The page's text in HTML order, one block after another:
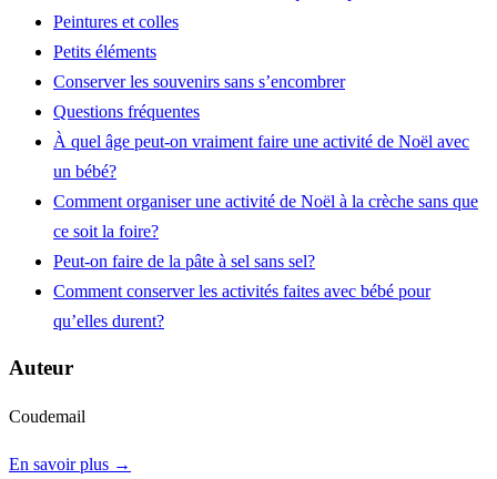
Peintures et colles
Petits éléments
Conserver les souvenirs sans s’encombrer
Questions fréquentes
À quel âge peut-on vraiment faire une activité de Noël avec
un bébé?
Comment organiser une activité de Noël à la crèche sans que
ce soit la foire?
Peut-on faire de la pâte à sel sans sel?
Comment conserver les activités faites avec bébé pour
qu’elles durent?
Auteur
Coudemail
En savoir plus →